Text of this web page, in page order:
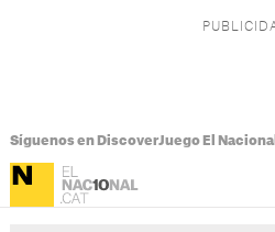
Síguenos en DiscoverJuego El Nacional